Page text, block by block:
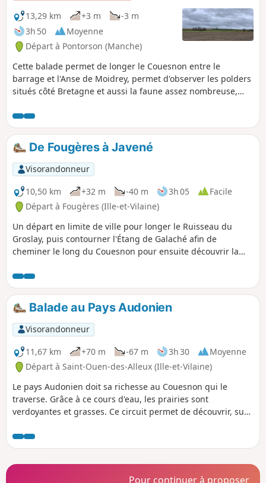
13,29 km
+3 m
-3 m
3h 50
Moyenne
Départ à Pontorson (Manche)
Cette balade permet de longer le Couesnon entre le
barrage et l'Anse de Moidrey, permet d'observer les polders
situés côté Bretagne et aussi la faune assez nombreuse,
nommé Lerra Fluvius, le Couesnon prend sa source dans la
commune de Saint-Pierre-des-Landes en Mayenne, à la
Fontaine de Couesnette à 200 mètres au-dessus du niveau
de la mer. Le Couesnon est canalisé en 1867, les bateaux
remontent le fleuve jusqu'au port de Pontorson. Le premier
barrage édifié en 1969 avait pour objectif de stopper la
remontée de la marée dans le lit du fleuve, qui à forts
coefficients provoquaient des inondations. Il est démoli en
2008 et remplacé par le Barrage du Couesnon dans le cadre
de l'opération de rétablissement du caractère maritime du
Mont-Saint-Michel.
De Fougères à Javené
Visorandonneur
10,50 km
+32 m -40 m 3h 05
Facile
Départ à Fougères (Ille-et-Vilaine)
Un départ en limite de ville pour longer le Ruisseau du
Groslay, puis contourner l'Étang de Galaché afin de
cheminer le long du Couesnon pour ensuite découvrir la
Balade au Pays Audonien
Visorandonneur
11,67 km
+70 m -67 m 3h 30
Moyenne
Départ à Saint-Ouen-des-Alleux (Ille-et-Vilaine)
Le pays Audonien doit sa richesse au Couesnon qui le
traverse. Grâce à ce cours d'eau, les prairies sont
verdoyantes et grasses. Ce circuit permet de découvrir, sur
Pour continuer à proposer